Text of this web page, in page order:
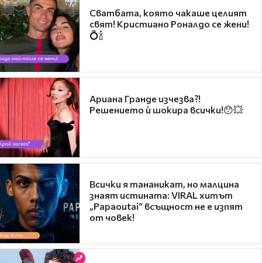
Сватбата, която чакаше целият
свят! Кристиано Роналдо се жени!
💍🍾
Ариана Гранде изчезва?!
Решението ѝ шокира всички!😯💥
Всички я тананикат, но малцина
знаят истината: VIRAL хитът
„Papaoutai“ всъщност не е изпят
от човек!